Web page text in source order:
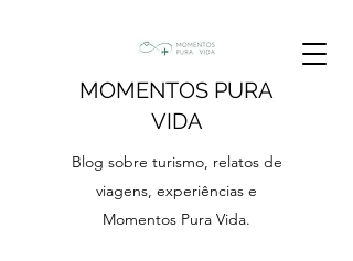
MOMENTOS PURA
VIDA
Blog sobre turismo, relatos de
viagens, experiências e
Momentos Pura Vida.